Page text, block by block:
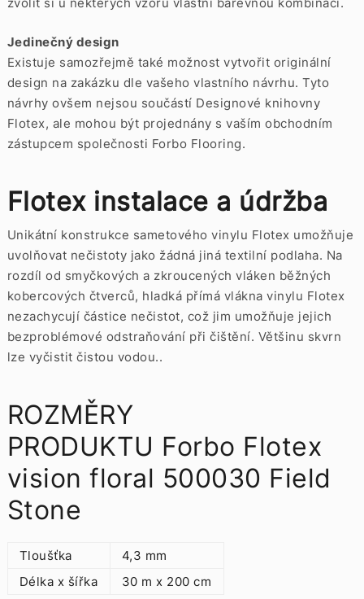
Jedinečný design
Existuje samozřejmě také možnost vytvořit originální
design na zakázku dle vašeho vlastního návrhu. Tyto
návrhy ovšem nejsou součástí Designové knihovny
Flotex, ale mohou být projednány s vaším obchodním
zástupcem společnosti Forbo Flooring.
Flotex instalace a údržba
Unikátní konstrukce sametového vinylu Flotex umožňuje
uvolňovat nečistoty jako žádná jiná textilní podlaha. Na
rozdíl od smyčkových a zkroucených vláken běžných
kobercových čtverců, hladká přímá vlákna vinylu Flotex
nezachycují částice nečistot, což jim umožňuje jejich
bezproblémové odstraňování při čištění. Většinu skvrn
lze vyčistit čistou vodou..
ROZMĚRY
PRODUKTU Forbo Flotex
vision floral 500030 Field
Stone
Tloušťka
4,3 mm
Délka x šířka
30 m x 200 cm